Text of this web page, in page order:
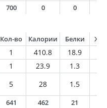
700 0 0
Кол-во Калории Белки
1 410.8 18.9
1 23.9 1.3
5 28 1.5
641 462 21